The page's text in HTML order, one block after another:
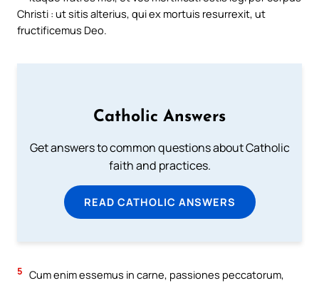
Christi : ut sitis alterius, qui ex mortuis resurrexit, ut
fructificemus Deo.
Catholic Answers
Get answers to common questions about Catholic
faith and practices.
READ CATHOLIC ANSWERS
5 Cum enim essemus in carne, passiones peccatorum,